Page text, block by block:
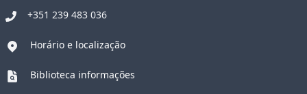
+351 239 483 036
Horário e localização
Biblioteca informações